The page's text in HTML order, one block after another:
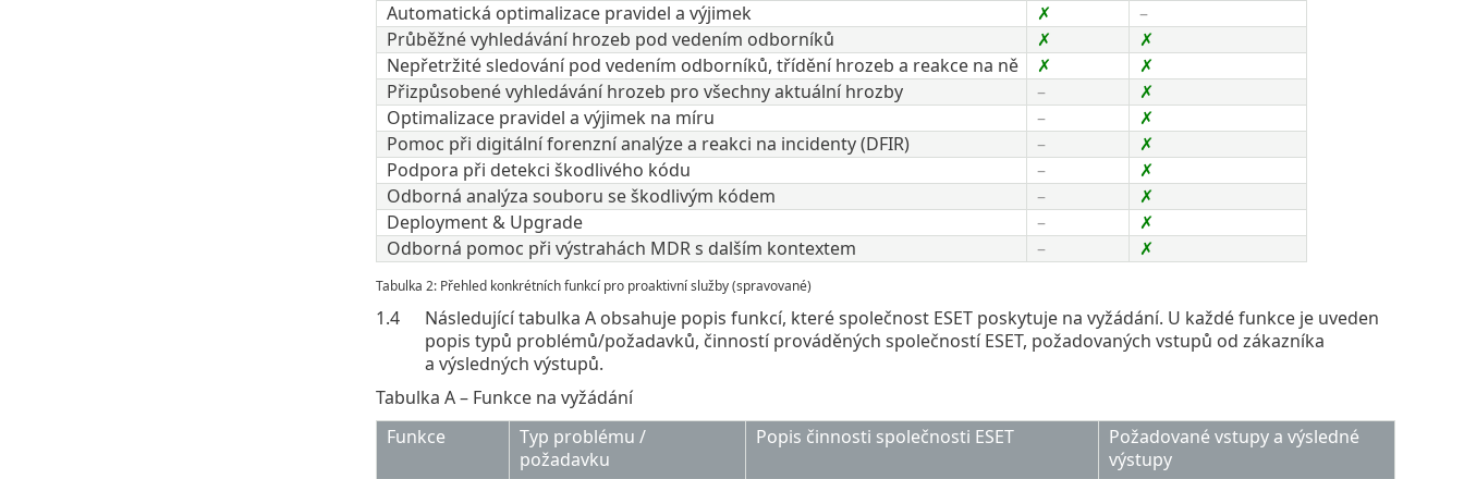
Automatická optimalizace pravidel a výjimek​
✗​
–
Průběžné vyhledávání hrozeb pod vedením odborníků​
✗​
✗​
Nepřetržité sledování pod vedením odborníků, třídění hrozeb a reakce na ně​
✗​
✗​
Přizpůsobené vyhledávání hrozeb pro všechny aktuální hrozby
–​
✗​
Optimalizace pravidel a výjimek na míru
–​
✗​
Pomoc při digitální forenzní analýze a reakci na incidenty (DFIR)​
–​
✗​
Podpora při detekci škodlivého kódu​
–​
✗​
Odborná analýza souboru se škodlivým kódem​
–​
✗​
Deployment & Upgrade​
–​
✗​
Odborná pomoc při výstrahách MDR s dalším kontextem​
–​ ✗​
Tabulka 2: Přehled konkrétních funkcí pro proaktivní služby (spravované)
1.4
Následující tabulka A obsahuje popis funkcí, které společnost ESET poskytuje na vyžádání. U každé funkce je uveden
popis typů problémů/požadavků, činností prováděných společností ESET, požadovaných vstupů od zákazníka
a výsledných výstupů.
Tabulka A – Funkce na vyžádání
Funkce
Typ problému /
požadavku
Popis činnosti společnosti ESET
Požadované vstupy a výsledné
výstupy